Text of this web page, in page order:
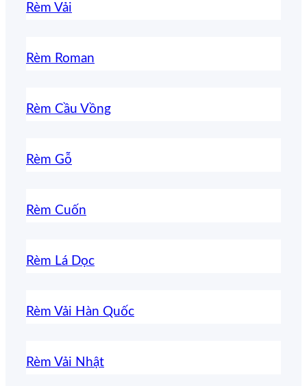
Rèm Vải
Rèm Roman
Rèm Cầu Vồng
Rèm Gỗ
Rèm Cuốn
Rèm Lá Dọc
Rèm Vải Hàn Quốc
Rèm Vải Nhật